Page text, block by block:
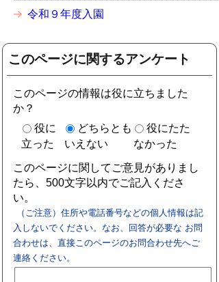
令和９年度入園
このページに関するアンケート
このページの情報は役に立ちました
か？
役に
立った
どちらとも
いえない
役にたた
なかった
このページに関してご意見がありまし
たら、500文字以内でご記入くださ
い。
（ご注意）住所や電話番号などの個人情報は記
入しないでください。なお、回答が必要な お問
合わせは、直接このページのお問合わせ先へご
連絡ください。